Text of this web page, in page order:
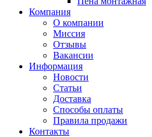
Компания
О компании
Миссия
Отзывы
Вакансии
Информация
Новости
Статьи
Доставка
Способы оплаты
Правила продажи
Контакты